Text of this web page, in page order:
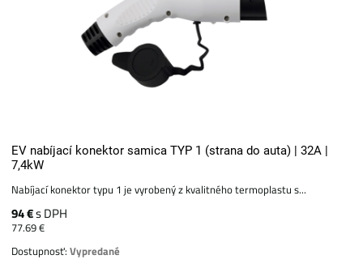
EV nabíjací konektor samica TYP 1 (strana do auta) | 32A |
7,4kW
Nabíjací konektor typu 1 je vyrobený z kvalitného termoplastu s...
94 €s DPH
77.69 €
Dostupnosť:Vypredané